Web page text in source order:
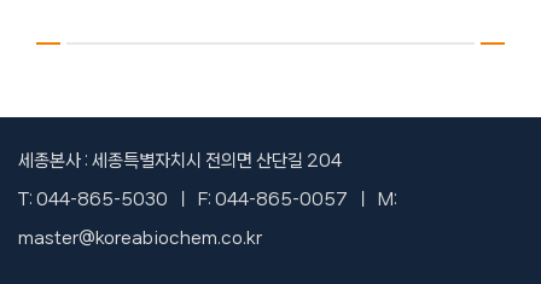
세종본사 : 세종특별자치시 전의면 산단길 204
T: 044-865-5030 ㅣ F: 044-865-0057 ㅣ M:
master@koreabiochem.co.kr